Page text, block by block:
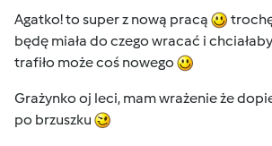
Agatko! to super z nową pracą
będę miała do czego wracać i
trafiło może coś nowego
Grażynko oj leci, mam wrażenie że
po brzuszku